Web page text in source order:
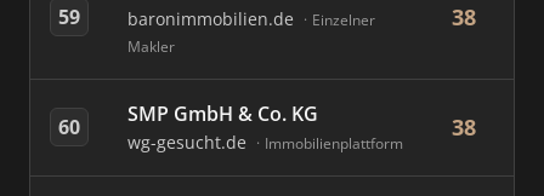
59 baronimmobilien.de
Einzelner
Makler
38
60 SMP GmbH & Co. KG
wg-gesucht.de Immobilienplattform
38